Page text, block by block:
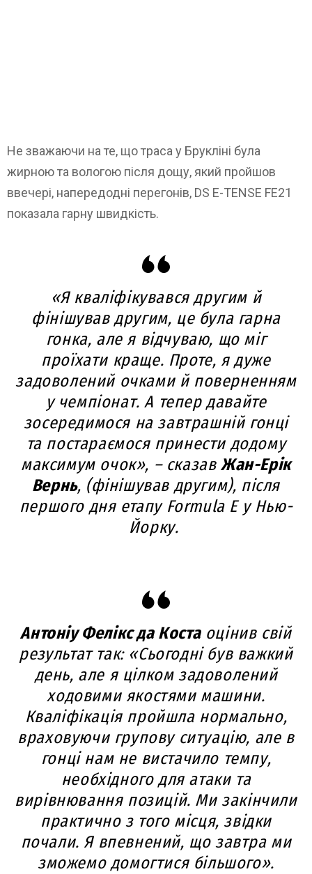
Не зважаючи на те, що траса у Брукліні була
жирною та вологою після дощу, який пройшов
ввечері, напередодні перегонів, DS E-TENSE FE21
показала гарну швидкість.
«Я кваліфікувався другим й
фінішував другим, це була гарна
гонка, але я відчуваю, що міг
проїхати краще. Проте, я дуже
задоволений очками й поверненням
у чемпіонат. А тепер давайте
зосередимося на завтрашній гонці
та постараємося принести додому
максимум очок», – сказавЖан-Ерік
Вернь, (фінішував другим), після
першого дня етапу Formula E у Нью-
Йорку.
Антоніу Фелікс да Костаоцінив свій
результат так: «Сьогодні був важкий
день, але я цілком задоволений
ходовими якостями машини.
Кваліфікація пройшла нормально,
враховуючи групову ситуацію, але в
гонці нам не вистачило темпу,
необхідного для атаки та
вирівнювання позицій. Ми закінчили
практично з того місця, звідки
почали. Я впевнений, що завтра ми
зможемо домогтися більшого».